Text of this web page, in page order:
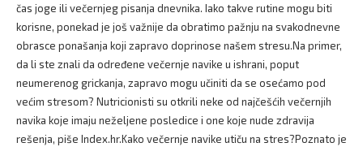
čas joge ili večernjeg pisanja dnevnika. Iako takve rutine mogu biti
korisne, ponekad je još važnije da obratimo pažnju na svakodnevne
obrasce ponašanja koji zapravo doprinose našem stresu.Na primer,
da li ste znali da određene večernje navike u ishrani, poput
neumerenog grickanja, zapravo mogu učiniti da se osećamo pod
većim stresom? Nutricionisti su otkrili neke od najčešćih večernjih
navika koje imaju neželjene posledice i one koje nude zdravija
rešenja, piše Index.hr.Kako večernje navike utiču na stres?Poznato je